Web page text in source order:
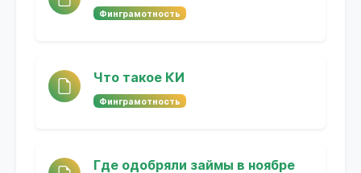
Финграмотность
Что такое КИ
Финграмотность
Где одобряли займы в ноябре